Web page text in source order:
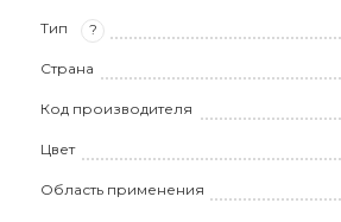
Тип ?
Страна
Код производителя
Цвет
Область применения